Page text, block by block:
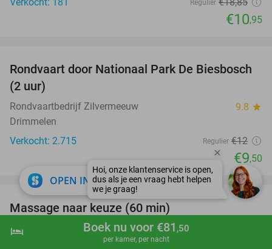
shopping_cart Boek nu
hotel Boek nu voor €81 ,50
per kamer, per nacht
Regulier
€10,95
21%
Rondvaart door Nationaal Park De Biesbosch
(2 uur)
Rondvaartbedrijf Zilvermeeuw 9.8 star
Drimmelen
Verkocht: 2.715
Regulier €12
€9,50
48%
favorite_border
Massage naar keuze (60 min)
Ekster Shiatsu & Massage
OPEN IN APP close